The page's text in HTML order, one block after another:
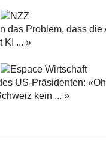
das Problem, dass die
KI ... »
US-Präsidenten:
kein ... »